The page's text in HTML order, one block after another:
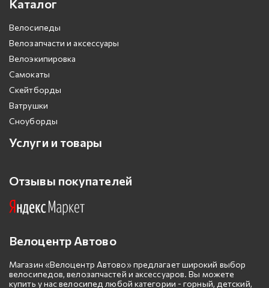
Каталог
Велосипеды
Велозапчасти и аксессуары
Велоэкипировка
Самокаты
Скейтборды
Ватрушки
Сноуборды
Услуги и товары
Отзывы покупателей
Велоцентр Автово
Магазин «Велоцентр Автово» предлагает широкий выбор
велосипедов, велозапчастей и аксессуаров. Вы можете
купить у нас велосипед любой категории - горный, детский,